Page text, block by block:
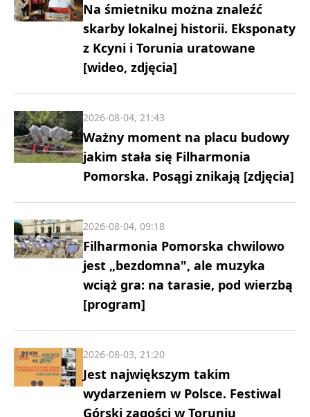
Na śmietniku można znaleźć
skarby lokalnej historii. Eksponaty
z Kcyni i Torunia uratowane
[wideo, zdjęcia]
Ważny moment na placu budowy
jakim stała się Filharmonia
Pomorska. Posągi znikają [zdjęcia]
2026-08-04, 21:43
Filharmonia Pomorska chwilowo
jest „bezdomna", ale muzyka
wciąż gra: na tarasie, pod wierzbą
[program]
2026-08-04, 09:18
Jest największym takim
wydarzeniem w Polsce. Festiwal
Górski zagości w Toruniu
2026-08-03, 21:20